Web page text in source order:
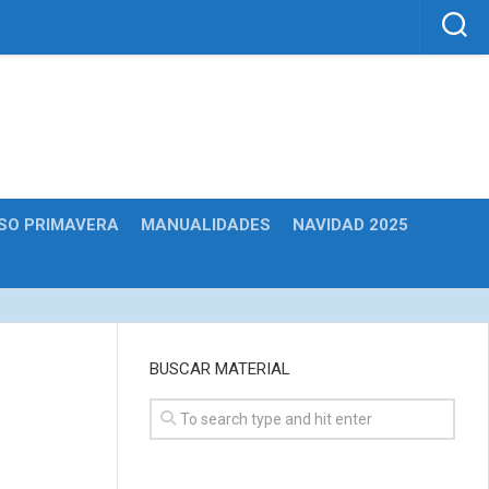
PRIMAVERA MANUALIDADES NAVIDAD 2025
BUSCAR MATERIAL